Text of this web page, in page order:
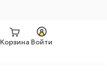
Корзина Войти